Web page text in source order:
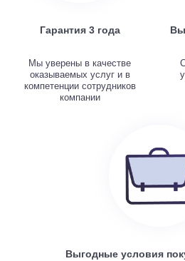
Гарантия 3 года
Мы уверены в качестве
оказываемых услуг и в
компетенции сотрудников
компании
Выгодные условия